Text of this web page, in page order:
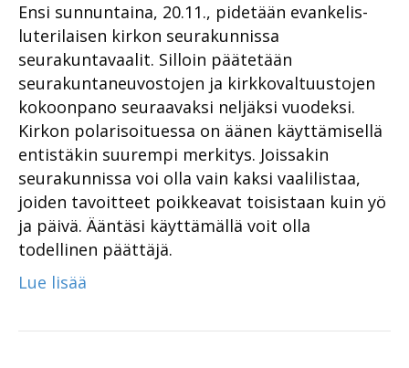
Ensi sunnuntaina, 20.11., pidetään evankelis-
luterilaisen kirkon seurakunnissa
seurakuntavaalit. Silloin päätetään
seurakuntaneuvostojen ja kirkkovaltuustojen
kokoonpano seuraavaksi neljäksi vuodeksi.
Kirkon polarisoituessa on äänen käyttämisellä
entistäkin suurempi merkitys. Joissakin
seurakunnissa voi olla vain kaksi vaalilistaa,
joiden tavoitteet poikkeavat toisistaan kuin yö
ja päivä. Ääntäsi käyttämällä voit olla
todellinen päättäjä.
Lue lisää